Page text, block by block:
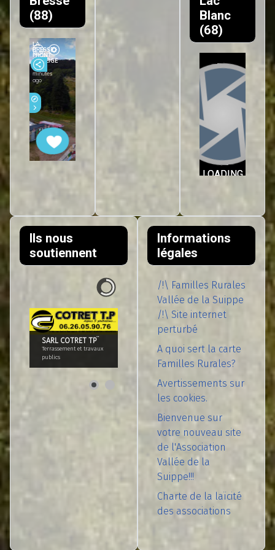
(88)
Blanc
(68)
Ils nous
soutiennent
SARL COTRET TP¨
Terrassement et travaux
publics
Informations
légales
/!\ Familles Rurales
Vallée de la Suippe
/!\ Site internet
perturbé
A quoi sert la carte
Familles Rurales?
Avertissements sur
les cookies.
Bienvenue sur
votre nouveau site
de l'Association
Vallée de la
Suippe!!!
Charte de la laïcité
des associations